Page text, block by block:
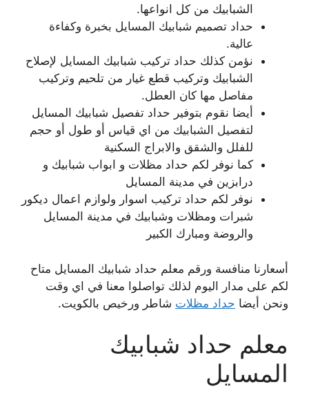
الشبابيك من كل انواعها.
حداد تصميم شبابيك المسايل بخبرة وكفاءة
عالية.
نؤمن كذلك حداد تركيب شبابيك المسايل لإصلاح
الشبابيك وتركيب قطع غيار من تلحيم وتركيب
مفاصل مها كان العطل.
أيضا نقوم بتوفير حداد تفصيل شبابيك المسايل
لتفصيل الشبابيك من اي قياس أو طول أو حجم
للفلل والشقق والابراج السكنية
كما نوفر لكم حداد مظلات و ابواب شبابيك و
درابزين في مدينة المسايل
نوفر لكم حداد تركيب اسوار ولوازم اعمال ديكور
شبرات ومظلات وشبابيك في مدينة المسايل
والروضة ومبارك الكبير
أسعارنا منافسة ورقم معلم حداد شبابيك المسايل متاح
لكم على مدار اليوم لذلك تواصلوا معنا في اي وقت
ونحن أيضا حداد مظلات شاطر ورخيص بالكويت.
معلم حداد شبابيك
المسايل